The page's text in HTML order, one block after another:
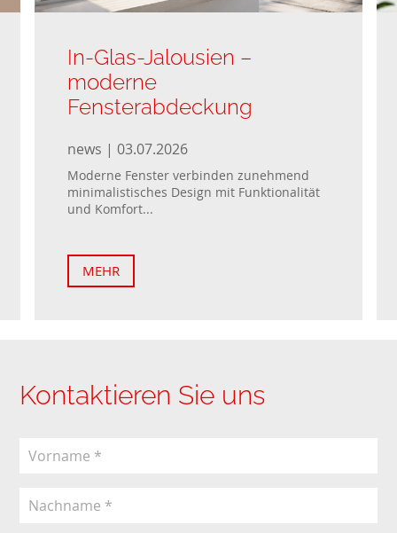
In-Glas-Jalousien –
moderne
Fensterabdeckung
news | 03.07.2026
Moderne Fenster verbinden zunehmend
minimalistisches Design mit Funktionalität
und Komfort...
MEHR
Kontaktieren Sie uns